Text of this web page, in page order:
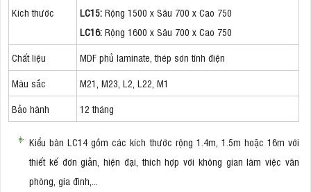
Kích thước
LC15: Rộng 1500 x Sâu 700 x Cao 750
LC16: Rộng 1600 x Sâu 700 x Cao 750
Chất liệu
MDF phủ laminate, thép sơn tĩnh điện
Màu sắc
M21, M23, L2, L22, M1
Bảo hành
12 tháng
Kiểu bàn LC14 gồm các kích thước rộng 1.4m, 1.5m hoặc 16m với
thiết kế đơn giản, hiện đại, thích hợp với không gian làm việc văn
phòng, gia đình,...